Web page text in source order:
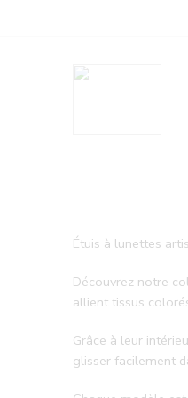
Étuis à lunettes
Découvrez notre
allient tissus
Grâce à leur
glisser facilement